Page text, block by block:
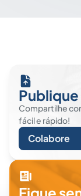
Compartilhe
fácil e rápido!
Colabore